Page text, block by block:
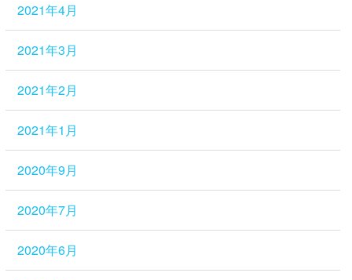
2021年4月
2021年3月
2021年2月
2021年1月
2020年9月
2020年7月
2020年6月